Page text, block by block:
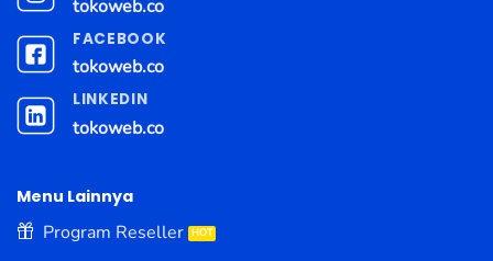
tokoweb.co
FACEBOOK
tokoweb.co
LINKEDIN
tokoweb.co
Menu Lainnya
Program Reseller